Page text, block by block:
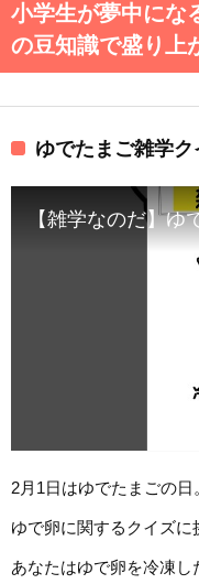
小学生が夢中にな
の豆知識で盛り上
ゆでたまご雑学ク
【雑学なのだ】ゆ
2月1日はゆでたまごの日
ゆで卵に関するクイズに
あなたはゆで卵を冷凍し